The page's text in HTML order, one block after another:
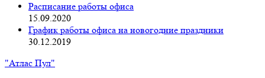
Расписание работы офиса
15.09.2020
График работы офиса на новогодние праздники
30.12.2019
"Атлас Пул"